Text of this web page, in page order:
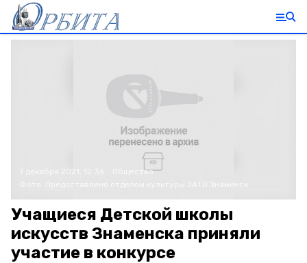
7 декабря 2021, 12:36
Общество
Учащиеся Детской школы
искусств Знаменска приняли
участие в конкурсе